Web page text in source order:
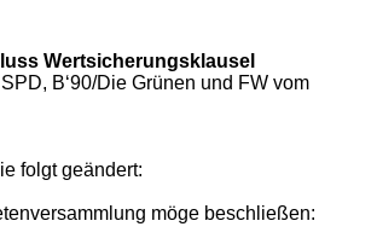
Wertsicherungsklausel
B‘90/Die Grünen und FW vom
folgt geändert:
möge beschließen: